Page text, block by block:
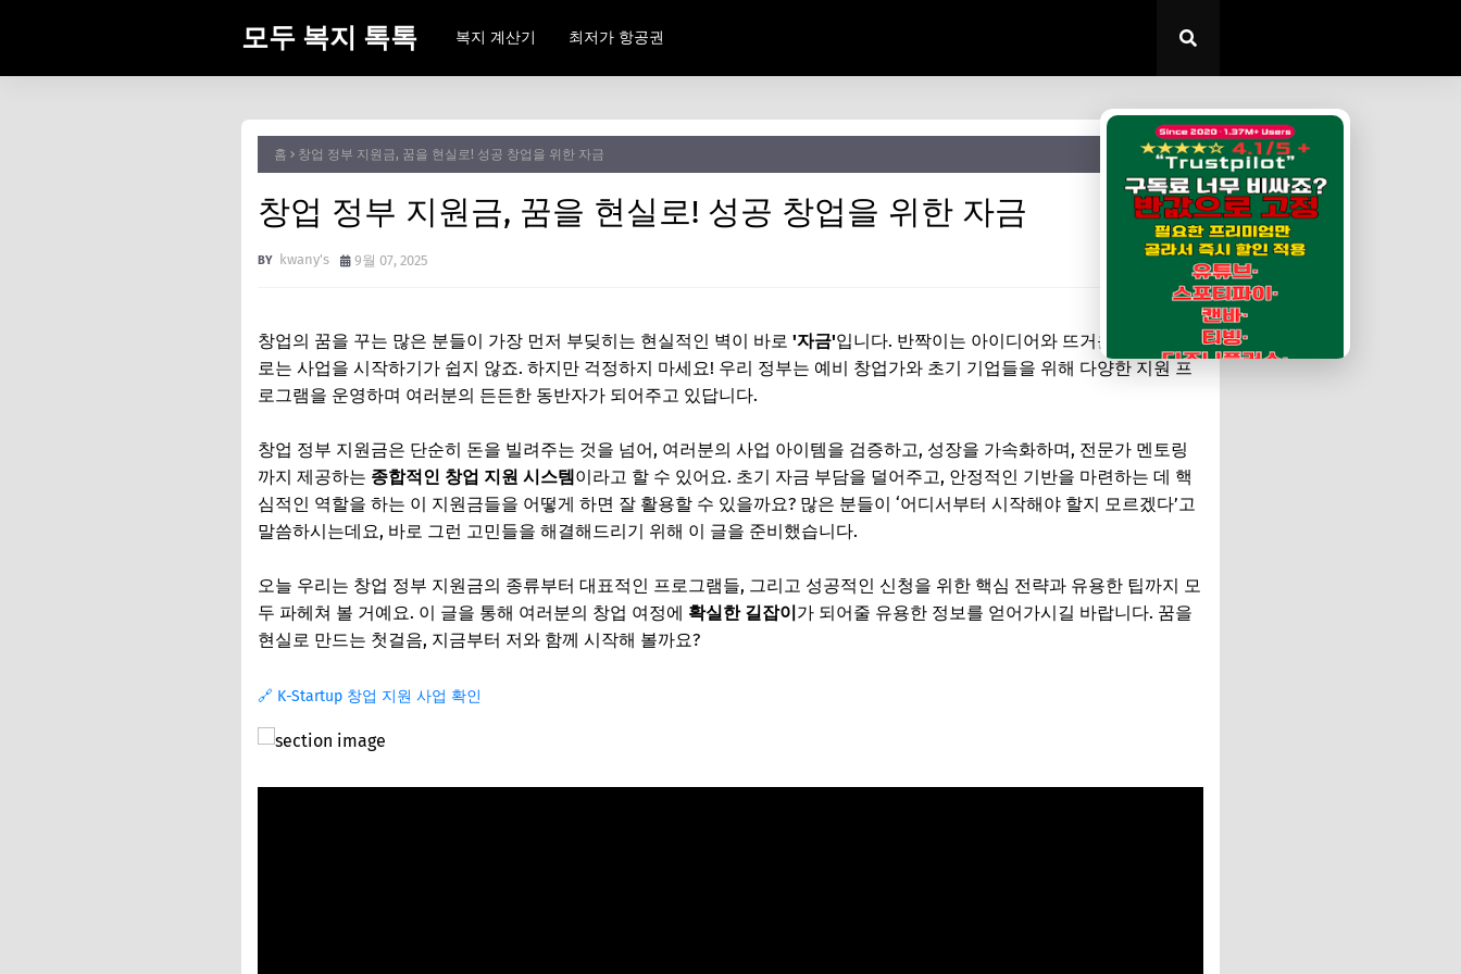
모두 복지 톡톡 복지 계산기 최저가 항공권
홈 창업 정부 지원금, 꿈을 현실로! 성공 창업을 위한 자금
창업 정부 지원금, 꿈을 현실로! 성공 창업을 위한 자금
kwany's 9월 07, 2025
창업의 꿈을 꾸는 많은 분들이 가장 먼저 부딪히는 현실적인 벽이 바로 '자금'입니다. 반짝이는 아이디어와 뜨거운 열정만으
로는 사업을 시작하기가 쉽지 않죠. 하지만 걱정하지 마세요! 우리 정부는 예비 창업가와 초기 기업들을 위해 다양한 지원 프
로그램을 운영하며 여러분의 든든한 동반자가 되어주고 있답니다.
창업 정부 지원금은 단순히 돈을 빌려주는 것을 넘어, 여러분의 사업 아이템을 검증하고, 성장을 가속화하며, 전문가 멘토링
까지 제공하는 종합적인 창업 지원 시스템이라고 할 수 있어요. 초기 자금 부담을 덜어주고, 안정적인 기반을 마련하는 데 핵
심적인 역할을 하는 이 지원금들을 어떻게 하면 잘 활용할 수 있을까요? 많은 분들이 ‘어디서부터 시작해야 할지 모르겠다’고
말씀하시는데요, 바로 그런 고민들을 해결해드리기 위해 이 글을 준비했습니다.
오늘 우리는 창업 정부 지원금의 종류부터 대표적인 프로그램들, 그리고 성공적인 신청을 위한 핵심 전략과 유용한 팁까지 모
두 파헤쳐 볼 거예요. 이 글을 통해 여러분의 창업 여정에 확실한 길잡이가 되어줄 유용한 정보를 얻어가시길 바랍니다. 꿈을
현실로 만드는 첫걸음, 지금부터 저와 함께 시작해 볼까요?
🔗 K-Startup 창업 지원 사업 확인